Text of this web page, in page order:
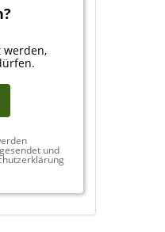
werden,
und